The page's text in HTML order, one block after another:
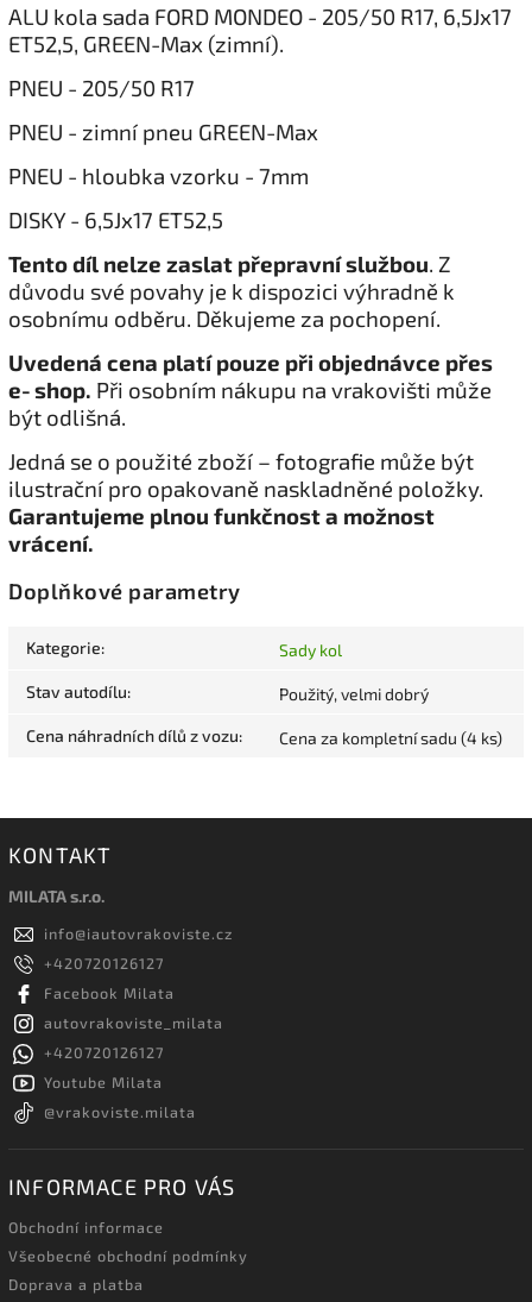
ALU kola sada FORD MONDEO - 205/50 R17, 6,5Jx17
ET52,5, GREEN-Max (zimní).
PNEU - 205/50 R17
PNEU - zimní pneu GREEN-Max
PNEU - hloubka vzorku - 7mm
DISKY - 6,5Jx17 ET52,5
Tento díl nelze zaslat přepravní službou. Z
důvodu své povahy je k dispozici výhradně k
osobnímu odběru. Děkujeme za pochopení.
Uvedená cena platí pouze při objednávce přes
e‑shop. Při osobním nákupu na vrakovišti může
být odlišná.
Jedná se o použité zboží – fotografie může být
ilustrační pro opakovaně naskladněné položky.
Garantujeme plnou funkčnost a možnost
vrácení.
Doplňkové parametry
Kategorie: Sady kol
Stav autodílu: Použitý, velmi dobrý
Cena náhradních dílů z vozu: Cena za kompletní sadu (4 ks)
KONTAKT
MILATA s.r.o.
info@iautovrakoviste.cz
+420720126127
Facebook Milata
autovrakoviste_milata
+420720126127
Youtube Milata
@vrakoviste.milata
INFORMACE PRO VÁS
Obchodní informace
Všeobecné obchodní podmínky
Doprava a platba